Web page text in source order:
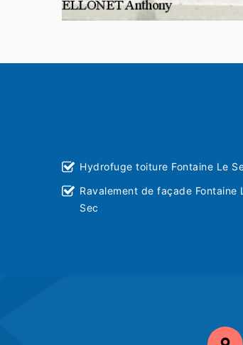
Hydrofuge toiture Fontaine Le
Ravalement de façade Fontaine
Sec